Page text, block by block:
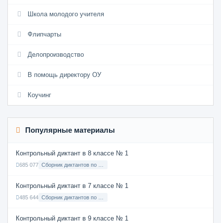
Школа молодого учителя
Флипчарты
Делопроизводство
В помощь директору ОУ
Коучинг
Популярные материалы
Контрольный диктант в 8 классе № 1
685 077
Контрольный диктант в 7 классе № 1
485 644
Контрольный диктант в 9 классе № 1